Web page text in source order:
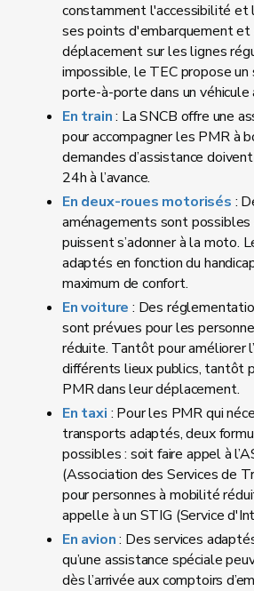
constamment l'accessibilité et
ses points d'embarquement et
déplacement sur les lignes
impossible, le TEC propose un
porte-à-porte dans un véhicule
En train: La SNCB offre une
pour accompagner les PMR à
demandes d’assistance
24h à l’avance.
En deux-roues motorisés :
aménagements sont
puissent s’adonner à la moto.
adaptés en fonction du
maximum de confort.
En voiture : Des
sont prévues pour les
réduite. Tantôt pour améliorer
différents lieux publics, tantôt
PMR dans leur déplacement.
En taxi : Pour les PMR qui
transports adaptés, deux
possibles : soit faire appel à
(Association des Services de
pour personnes à mobilité
appelle à un STIG (Service
En avion: Des services
qu’une assistance spéciale
dès l’arrivée aux comptoirs